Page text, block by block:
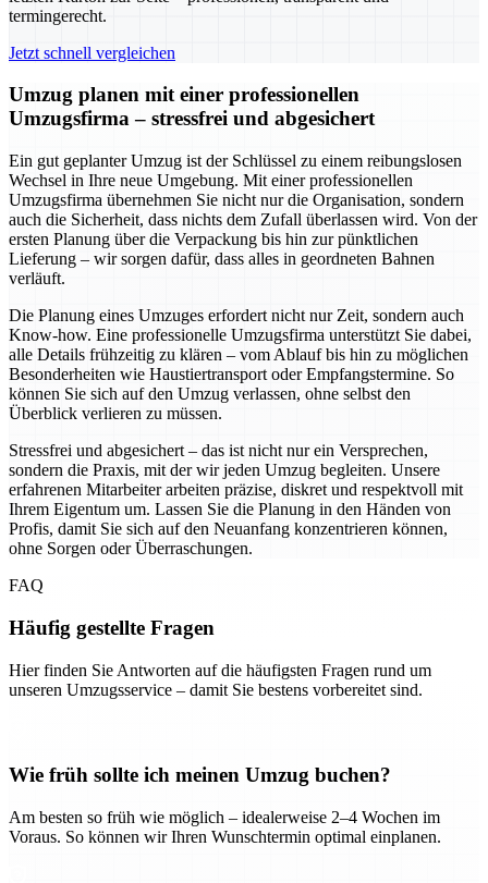
termingerecht.
Jetzt schnell vergleichen
Umzug planen mit einer professionellen
Umzugsfirma – stressfrei und abgesichert
Ein gut geplanter Umzug ist der Schlüssel zu einem reibungslosen
Wechsel in Ihre neue Umgebung. Mit einer professionellen
Umzugsfirma übernehmen Sie nicht nur die Organisation, sondern
auch die Sicherheit, dass nichts dem Zufall überlassen wird. Von der
ersten Planung über die Verpackung bis hin zur pünktlichen
Lieferung – wir sorgen dafür, dass alles in geordneten Bahnen
verläuft.
Die Planung eines Umzuges erfordert nicht nur Zeit, sondern auch
Know-how. Eine professionelle Umzugsfirma unterstützt Sie dabei,
alle Details frühzeitig zu klären – vom Ablauf bis hin zu möglichen
Besonderheiten wie Haustiertransport oder Empfangstermine. So
können Sie sich auf den Umzug verlassen, ohne selbst den
Überblick verlieren zu müssen.
Stressfrei und abgesichert – das ist nicht nur ein Versprechen,
sondern die Praxis, mit der wir jeden Umzug begleiten. Unsere
erfahrenen Mitarbeiter arbeiten präzise, diskret und respektvoll mit
Ihrem Eigentum um. Lassen Sie die Planung in den Händen von
Profis, damit Sie sich auf den Neuanfang konzentrieren können,
ohne Sorgen oder Überraschungen.
FAQ
Häufig gestellte Fragen
Hier finden Sie Antworten auf die häufigsten Fragen rund um
unseren Umzugsservice – damit Sie bestens vorbereitet sind.
Wie früh sollte ich meinen Umzug buchen?
Am besten so früh wie möglich – idealerweise 2–4 Wochen im
Voraus. So können wir Ihren Wunschtermin optimal einplanen.